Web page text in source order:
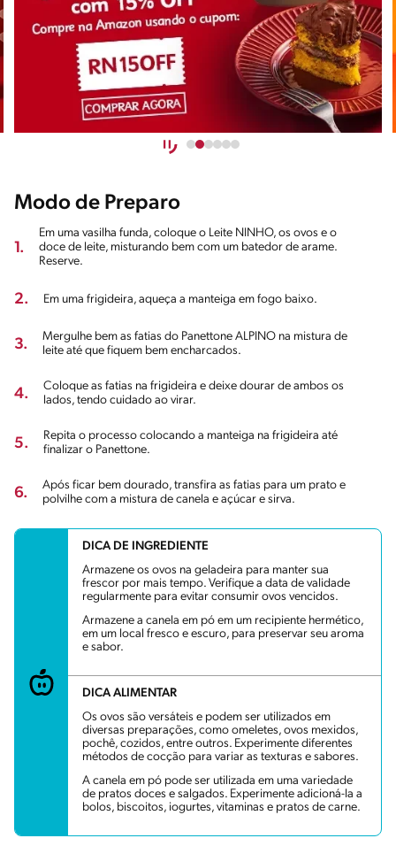
Modo de Preparo
1.
Em uma vasilha funda, coloque o Leite NINHO, os ovos e o
doce de leite, misturando bem com um batedor de arame.
Reserve.
2. Em uma frigideira, aqueça a manteiga em fogo baixo.
3.
Mergulhe bem as fatias do Panettone ALPINO na mistura de
leite até que fiquem bem encharcados.
4.
Coloque as fatias na frigideira e deixe dourar de ambos os
lados, tendo cuidado ao virar.
5.
Repita o processo colocando a manteiga na frigideira até
finalizar o Panettone.
6.
Após ficar bem dourado, transfira as fatias para um prato e
polvilhe com a mistura de canela e açúcar e sirva.
DICA DE INGREDIENTE
Armazene os ovos na geladeira para manter sua
frescor por mais tempo. Verifique a data de validade
regularmente para evitar consumir ovos vencidos.
Armazene a canela em pó em um recipiente hermético,
em um local fresco e escuro, para preservar seu aroma
e sabor.
DICA ALIMENTAR
Os ovos são versáteis e podem ser utilizados em
diversas preparações, como omeletes, ovos mexidos,
pochê, cozidos, entre outros. Experimente diferentes
métodos de cocção para variar as texturas e sabores.
A canela em pó pode ser utilizada em uma variedade
de pratos doces e salgados. Experimente adicioná-la a
bolos, biscoitos, iogurtes, vitaminas e pratos de carne.